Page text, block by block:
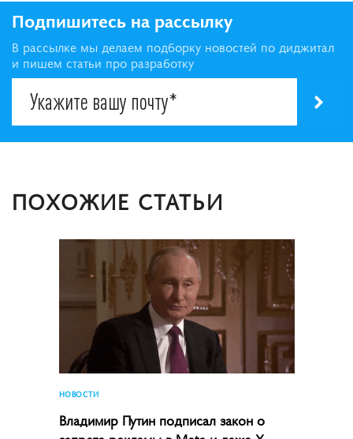
Подпишитесь на рассылку
В рассылке мы делаем подборку новостей по диджитал
и пишем статьи про разработку
ПОХОЖИЕ СТАТЬИ
НОВОСТИ
Владимир Путин подписал закон о